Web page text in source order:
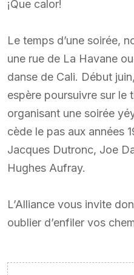
¡Que calor!
Le temps d’une soirée,
une rue de La Havane
danse de Cali. Début
espère poursuivre sur le
organisant une soirée
cède le pas aux années
Jacques Dutronc, Joe
Hughes Aufray.
L’Alliance vous invite
oublier d’enfiler vos